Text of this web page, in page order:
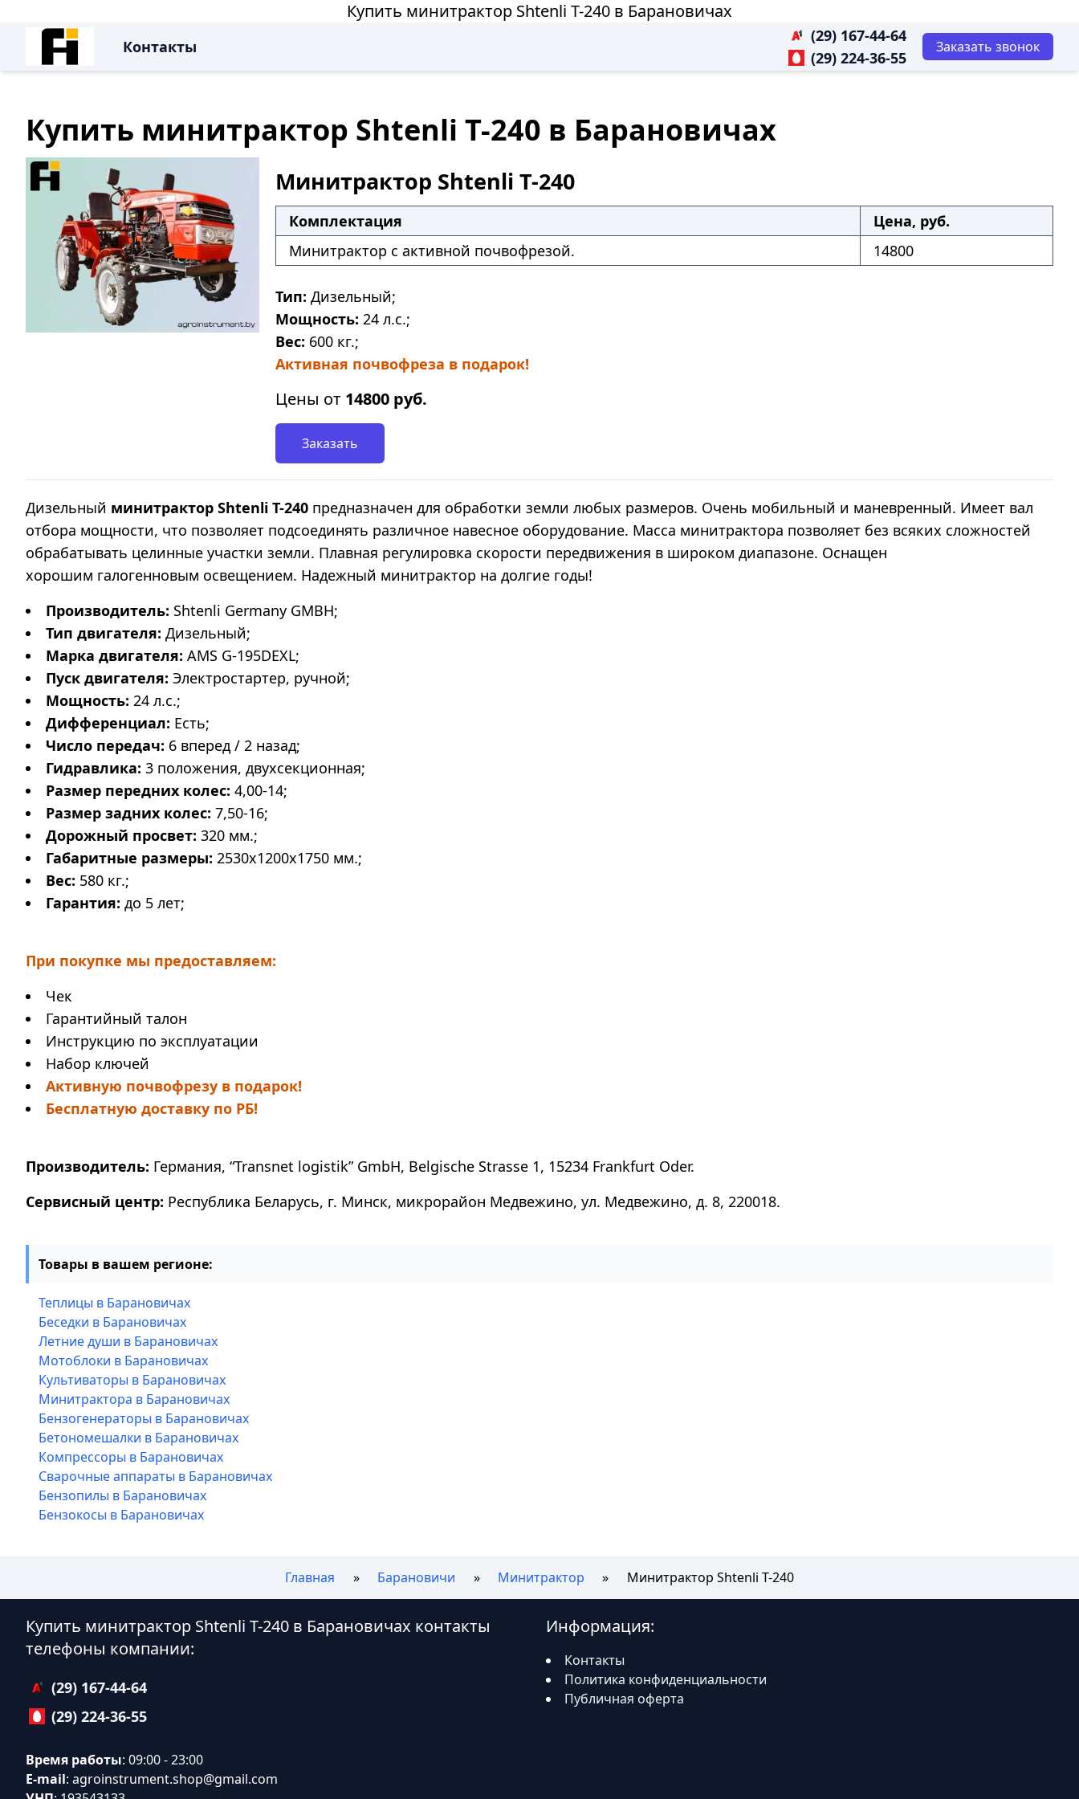
Купить минитрактор Shtenli T-240 в Барановичах
Контакты
(29) 167-44-64
(29) 224-36-55
Заказать звонок
Купить минитрактор Shtenli T-240 в Барановичах
Минитрактор Shtenli T-240
Комплектация
Цена, руб.
Минитрактор с активной почвофрезой.
14800
Тип: Дизельный;
Мощность: 24 л.с.;
Вес: 600 кг.;
Активная почвофреза в подарок!
Цены от 14800 руб.
Заказать
Дизельный минитрактор Shtenli Т-240 предназначен для обработки земли любых размеров. Очень мобильный и маневренный. Имеет вал
отбора мощности, что позволяет подсоединять различное навесное оборудование. Масса минитрактора позволяет без всяких сложностей
обрабатывать целинные участки земли. Плавная регулировка скорости передвижения в широком диапазоне. Оснащен
хорошим галогенновым освещением. Надежный минитрактор на долгие годы!
Производитель: Shtenli Germany GMBH;
Тип двигателя: Дизельный;
Марка двигателя: AMS G-195DEXL;
Пуск двигателя: Электростартер, ручной;
Мощность: 24 л.с.;
Дифференциал: Есть;
Число передач: 6 вперед / 2 назад;
Гидравлика: 3 положения, двухсекционная;
Размер передних колес: 4,00-14;
Размер задних колес: 7,50-16;
Дорожный просвет: 320 мм.;
Габаритные размеры: 2530x1200x1750 мм.;
Вес: 580 кг.;
Гарантия: до 5 лет;
При покупке мы предоставляем:
Чек
Гарантийный талон
Инструкцию по эксплуатации
Набор ключей
Активную почвофрезу в подарок!
Бесплатную доставку по РБ!
Производитель: Германия, “Transnet logistik” GmbH, Belgische Strasse 1, 15234 Frankfurt Oder.
Сервисный центр: Республика Беларусь, г. Минск, микрорайон Медвежино, ул. Медвежино, д. 8, 220018.
Товары в вашем регионе:
Теплицы в Барановичах
Беседки в Барановичах
Летние души в Барановичах
Мотоблоки в Барановичах
Культиваторы в Барановичах
Минитрактора в Барановичах
Бензогенераторы в Барановичах
Бетономешалки в Барановичах
Компрессоры в Барановичах
Сварочные аппараты в Барановичах
Бензопилы в Барановичах
Бензокосы в Барановичах
Главная Барановичи Минитрактор Минитрактор Shtenli T-240
Купить минитрактор Shtenli T-240 в Барановичах контакты
телефоны компании:
(29) 167-44-64
(29) 224-36-55
Время работы: 09:00 - 23:00
E-mail: agroinstrument.shop@gmail.com
Информация:
Контакты
Политика конфиденциальности
Публичная оферта